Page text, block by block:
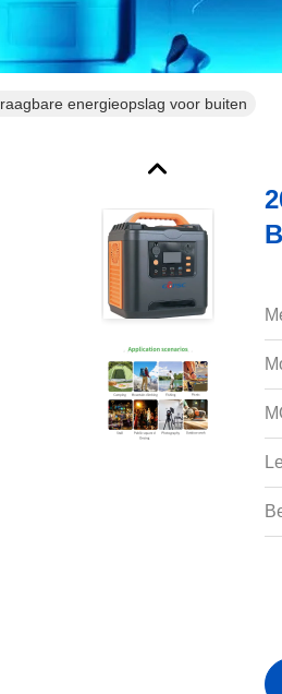
energieopslag voor buiten